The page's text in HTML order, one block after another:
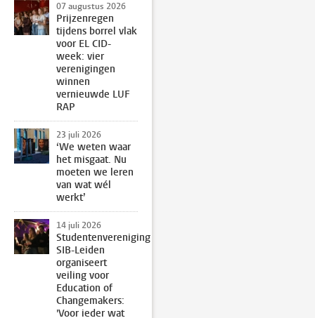
07 augustus 2026
Prijzenregen
tijdens borrel vlak
voor EL CID-
week: vier
verenigingen
winnen
vernieuwde LUF
RAP
23 juli 2026
‘We weten waar
het misgaat. Nu
moeten we leren
van wat wél
werkt’
14 juli 2026
Studentenvereniging
SIB-Leiden
organiseert
veiling voor
Education of
Changemakers:
'Voor ieder wat